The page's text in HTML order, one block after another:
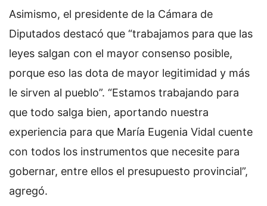
Asimismo, el presidente de la Cámara de
Diputados destacó que “trabajamos para que las
leyes salgan con el mayor consenso posible,
porque eso las dota de mayor legitimidad y más
le sirven al pueblo”. “Estamos trabajando para
que todo salga bien, aportando nuestra
experiencia para que María Eugenia Vidal cuente
con todos los instrumentos que necesite para
gobernar, entre ellos el presupuesto provincial”,
agregó.